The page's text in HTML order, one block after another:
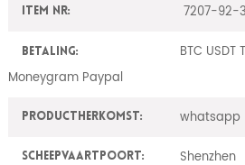
Item nr: 7207-92-3
Betaling:
BTC
Moneygram Paypal
ProductHerkomst: whatsapp
Scheepvaartpoort: Shenzhen